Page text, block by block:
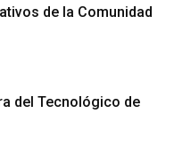
de la Comunidad
del Tecnológico de